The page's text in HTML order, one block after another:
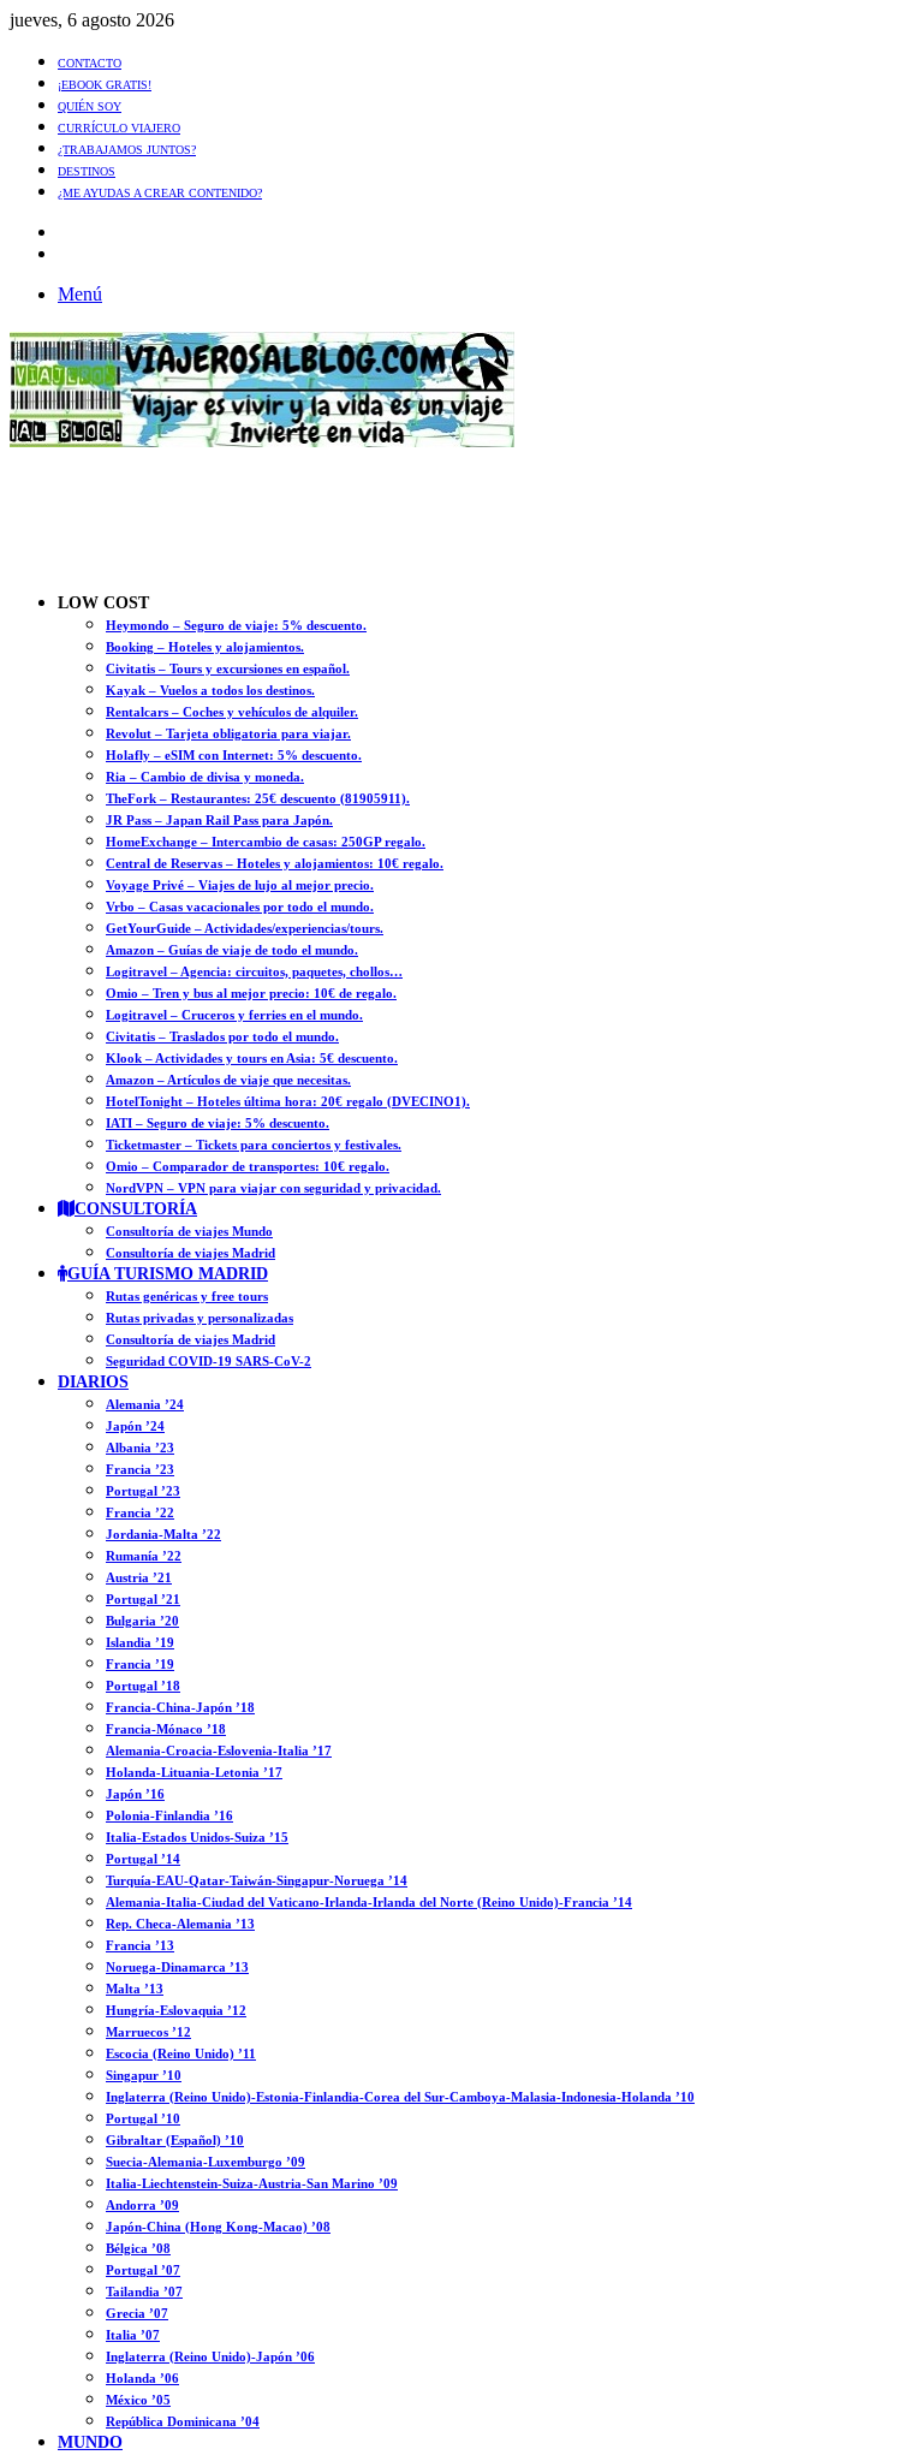
jueves, 6 agosto 2026
CONTACTO
¡EBOOK GRATIS!
QUIÉN SOY
CURRÍCULO VIAJERO
¿TRABAJAMOS JUNTOS?
DESTINOS
¿ME AYUDAS A CREAR CONTENIDO?
Menú
LOW COST
Heymondo – Seguro de viaje: 5% descuento.
Booking – Hoteles y alojamientos.
Civitatis – Tours y excursiones en español.
Kayak – Vuelos a todos los destinos.
Rentalcars – Coches y vehículos de alquiler.
Revolut – Tarjeta obligatoria para viajar.
Holafly – eSIM con Internet: 5% descuento.
Ria – Cambio de divisa y moneda.
TheFork – Restaurantes: 25€ descuento (81905911).
JR Pass – Japan Rail Pass para Japón.
HomeExchange – Intercambio de casas: 250GP regalo.
Central de Reservas – Hoteles y alojamientos: 10€ regalo.
Voyage Privé – Viajes de lujo al mejor precio.
Vrbo – Casas vacacionales por todo el mundo.
GetYourGuide – Actividades/experiencias/tours.
Amazon – Guías de viaje de todo el mundo.
Logitravel – Agencia: circuitos, paquetes, chollos…
Omio – Tren y bus al mejor precio: 10€ de regalo.
Logitravel – Cruceros y ferries en el mundo.
Civitatis – Traslados por todo el mundo.
Klook – Actividades y tours en Asia: 5€ descuento.
Amazon – Artículos de viaje que necesitas.
HotelTonight – Hoteles última hora: 20€ regalo (DVECINO1).
IATI – Seguro de viaje: 5% descuento.
Ticketmaster – Tickets para conciertos y festivales.
Omio – Comparador de transportes: 10€ regalo.
NordVPN – VPN para viajar con seguridad y privacidad.
CONSULTORÍA
Consultoría de viajes Mundo
Consultoría de viajes Madrid
GUÍA TURISMO MADRID
Rutas genéricas y free tours
Rutas privadas y personalizadas
Consultoría de viajes Madrid
Seguridad COVID-19 SARS-CoV-2
DIARIOS
Alemania ’24
Japón ’24
Albania ’23
Francia ’23
Portugal ’23
Francia ’22
Jordania-Malta ’22
Rumanía ’22
Austria ’21
Portugal ’21
Bulgaria ’20
Islandia ’19
Francia ’19
Portugal ’18
Francia-China-Japón ’18
Francia-Mónaco ’18
Alemania-Croacia-Eslovenia-Italia ’17
Holanda-Lituania-Letonia ’17
Japón ’16
Polonia-Finlandia ’16
Italia-Estados Unidos-Suiza ’15
Portugal ’14
Turquía-EAU-Qatar-Taiwán-Singapur-Noruega ’14
Alemania-Italia-Ciudad del Vaticano-Irlanda-Irlanda del Norte (Reino Unido)-Francia ’14
Rep. Checa-Alemania ’13
Francia ’13
Noruega-Dinamarca ’13
Malta ’13
Hungría-Eslovaquia ’12
Marruecos ’12
Escocia (Reino Unido) ’11
Singapur ’10
Inglaterra (Reino Unido)-Estonia-Finlandia-Corea del Sur-Camboya-Malasia-Indonesia-Holanda ’10
Portugal ’10
Gibraltar (Español) ’10
Suecia-Alemania-Luxemburgo ’09
Italia-Liechtenstein-Suiza-Austria-San Marino ’09
Andorra ’09
Japón-China (Hong Kong-Macao) ’08
Bélgica ’08
Portugal ’07
Tailandia ’07
Grecia ’07
Italia ’07
Inglaterra (Reino Unido)-Japón ’06
Holanda ’06
México ’05
República Dominicana ’04
MUNDO